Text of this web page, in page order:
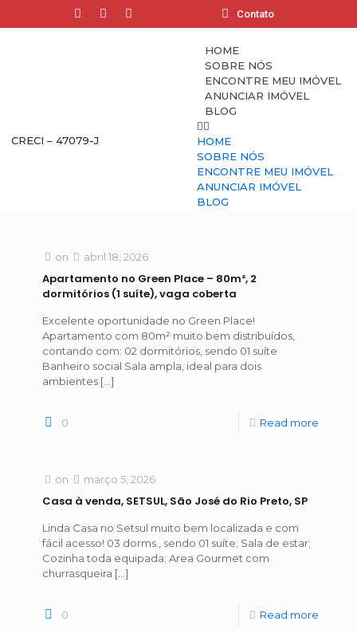
Contato
CRECI – 47079-J
HOME
SOBRE NÓS
ENCONTRE MEU IMÓVEL
ANUNCIAR IMÓVEL
BLOG
HOME
SOBRE NÓS
ENCONTRE MEU IMÓVEL
ANUNCIAR IMÓVEL
BLOG
on abril 18, 2026
Apartamento no Green Place – 80m², 2
dormitórios (1 suíte), vaga coberta
Excelente oportunidade no Green Place!
Apartamento com 80m² muito bem distribuídos,
contando com: 02 dormitórios, sendo 01 suíte
Banheiro social Sala ampla, ideal para dois
ambientes […]
0 Read more
on março 5, 2026
Casa à venda, SETSUL, São José do Rio Preto, SP
Linda Casa no Setsul muito bem localizada e com
fácil acesso! 03 dorms., sendo 01 suíte; Sala de estar;
Cozinha toda equipada; Area Gourmet com
churrasqueira […]
0 Read more